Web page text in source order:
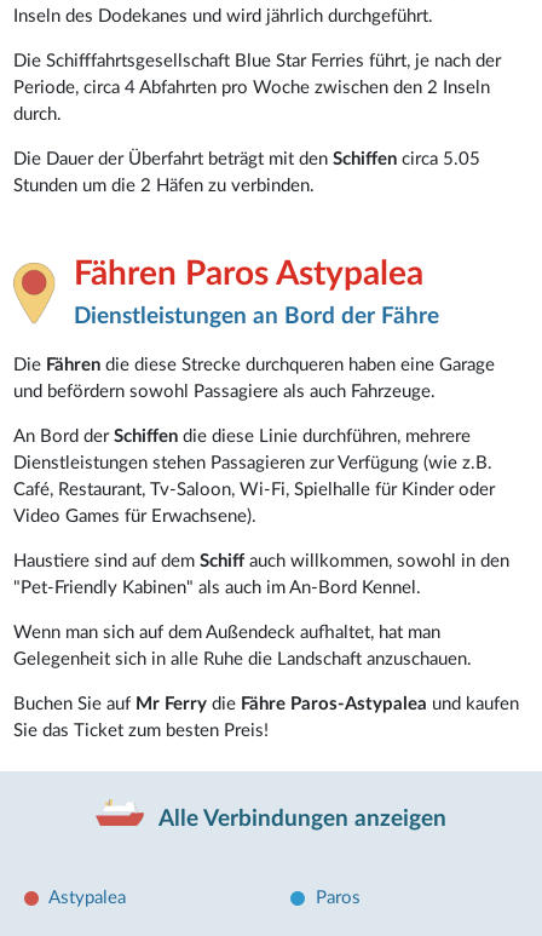
Inseln des Dodekanes und wird jährlich durchgeführt.
Die Schifffahrtsgesellschaft Blue Star Ferries führt, je nach der
Periode, circa 4 Abfahrten pro Woche zwischen den 2 Inseln
durch.
Die Dauer der Überfahrt beträgt mit denSchiffencirca 5.05
Stunden um die 2 Häfen zu verbinden.
Fähren Paros Astypalea
Dienstleistungen an Bord der Fähre
Die Fährendie diese Strecke durchqueren haben eine Garage
und befördern sowohl Passagiere als auch Fahrzeuge.
An Bord derSchiffendie diese Linie durchführen, mehrere
Dienstleistungen stehen Passagieren zur Verfügung (wie z.B.
Café, Restaurant, Tv-Saloon, Wi-Fi, Spielhalle für Kinder oder
Video Games für Erwachsene).
Haustiere sind auf demSchiffauch willkommen, sowohl in den
"Pet-Friendly Kabinen" als auch im An-Bord Kennel.
Wenn man sich auf dem Außendeck aufhaltet, hat man
Gelegenheit sich in alle Ruhe die Landschaft anzuschauen.
Buchen Sie auf Mr Ferry die Fähre Paros-Astypalea und kaufen
Sie das Ticket zum besten Preis!
Alle Verbindungen anzeigen
Astypalea Paros